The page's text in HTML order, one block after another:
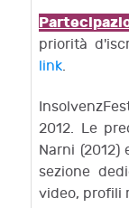
priorità
link.
2012. Le
Narni (2012)
sezione
video, profili